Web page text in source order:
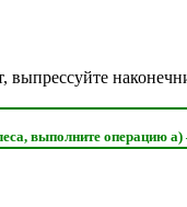
выполните операцию